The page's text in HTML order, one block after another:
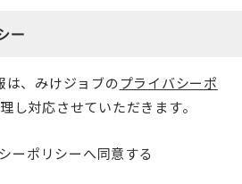
ー
は、みけジョブのプライバシーポ
し対応させていただきます。
ーポリシーへ同意する